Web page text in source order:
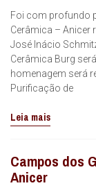
Foi com profundo
Cerâmica – Anicer
José Inácio
Cerâmica Burg
homenagem será
Purificação de
Leia mais
Campos dos
Anicer